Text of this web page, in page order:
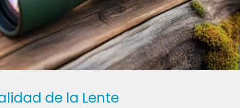
de la Lente